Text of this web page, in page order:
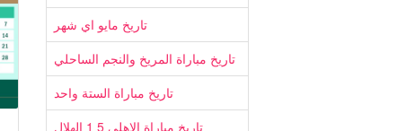
تاريخ مايو اي شهر
تاريخ مباراة المريخ والنجم الساحلي
تاريخ مباراة الستة واحد
تاريخ مباراة الاهلي 5 1 الهلال